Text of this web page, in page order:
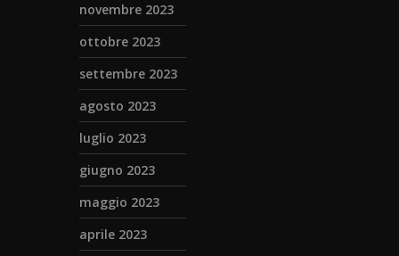
novembre 2023
ottobre 2023
settembre 2023
agosto 2023
luglio 2023
giugno 2023
maggio 2023
aprile 2023